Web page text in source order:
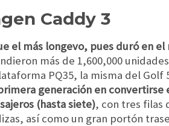
Caddy 3
el más longevo, pues duró en el
más de 1,600,000
PQ35, la misma del Golf
generación en convertirse
(hasta siete), con tres filas
así como un gran portón